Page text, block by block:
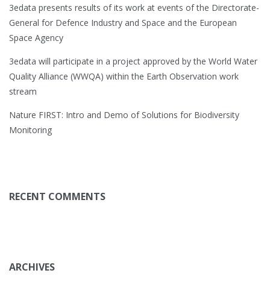
3edata presents results of its work at events of the Directorate-
General for Defence Industry and Space and the European
Space Agency
3edata will participate in a project approved by the World Water
Quality Alliance (WWQA) within the Earth Observation work
stream
Nature FIRST: Intro and Demo of Solutions for Biodiversity
Monitoring
RECENT COMMENTS
ARCHIVES